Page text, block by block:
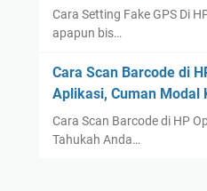
Cara Setting Fake GPS Di
apapun bis…
Cara Scan Barcode di
Aplikasi, Cuman Modal
Cara Scan Barcode di HP
Tahukah Anda…